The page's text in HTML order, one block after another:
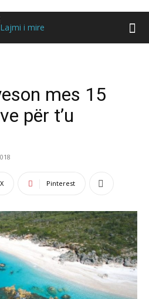
mes 15
për t’u
X Pinterest